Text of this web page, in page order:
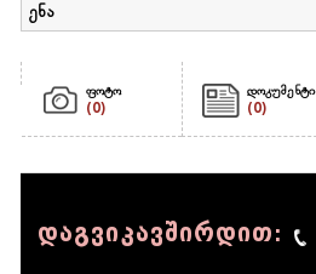
ენა
ფოტო
(0)
დოკუმენტი
(0)
დაგვიკავშირდით: